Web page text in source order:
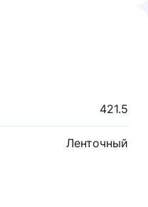
421.5
Ленточный